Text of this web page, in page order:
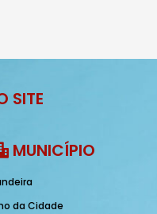
SITE
MUNICÍPIO
da Cidade